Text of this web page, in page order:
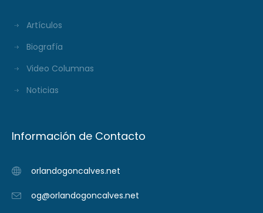
Artículos
Biografía
Video Columnas
Noticias
Información de Contacto
orlandogoncalves.net
og@orlandogoncalves.net